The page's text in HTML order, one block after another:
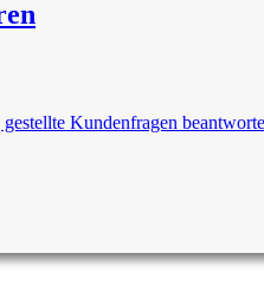
Kundenfragen